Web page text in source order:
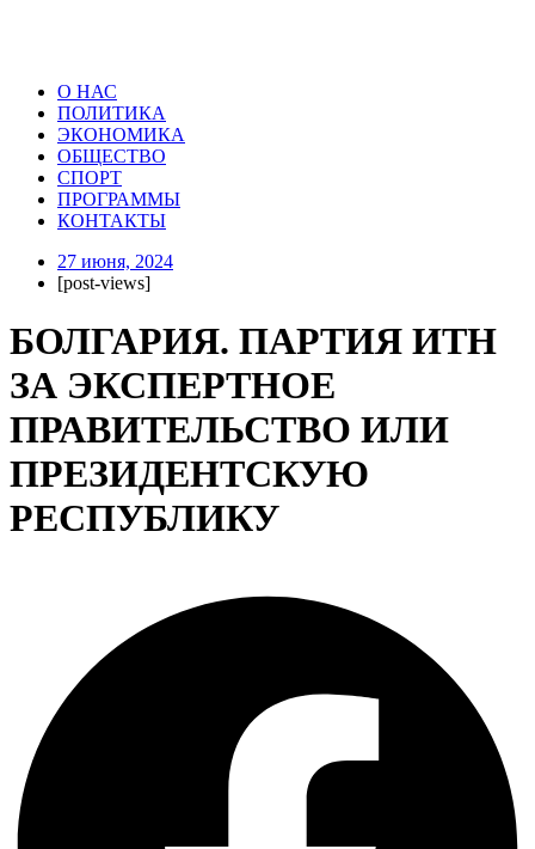
О НАС
ПОЛИТИКА
ЭКОНОМИКА
ОБЩЕСТВО
СПОРТ
ПРОГРАММЫ
КОНТАКТЫ
27 июня, 2024
[post-views]
БОЛГАРИЯ. ПАРТИЯ ИТН
ЗА ЭКСПЕРТНОЕ
ПРАВИТЕЛЬСТВО ИЛИ
ПРЕЗИДЕНТСКУЮ
РЕСПУБЛИКУ